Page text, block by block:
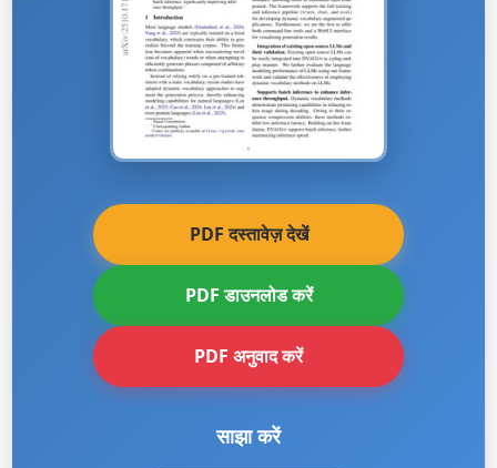
PDF दस्तावेज़ देखें
PDF डाउनलोड करें
PDF अनुवाद करें
साझा करें